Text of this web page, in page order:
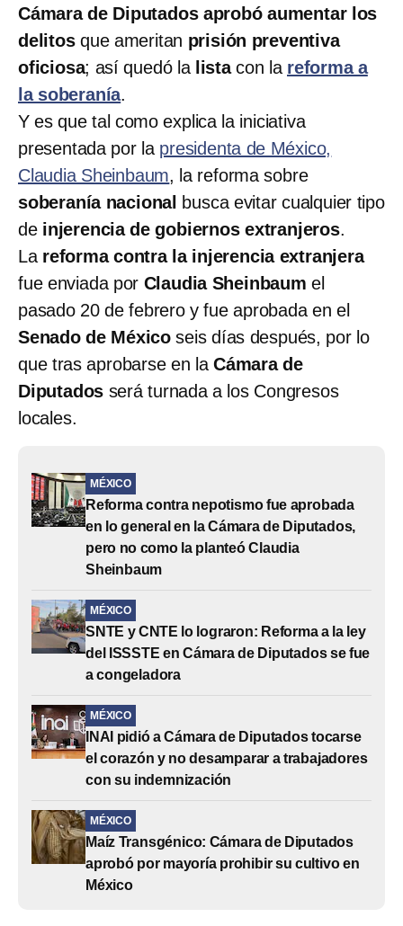
Cámara de Diputados aprobó aumentar los
delitosque ameritan prisión preventiva
oficiosa; así quedó la listacon la reforma a
la soberanía.
Y es que tal como explica la iniciativa
presentada por la presidenta de México,
Claudia Sheinbaum, la reforma sobre
soberanía nacional busca evitar cualquier tipo
de injerencia de gobiernos extranjeros.
La reforma contra la injerencia extranjera
fue enviada por Claudia Sheinbaum el
pasado 20 de febrero y fue aprobada en el
Senado de México seis días después, por lo
que tras aprobarse en laCámara de
Diputados será turnada a los Congresos
locales.
MÉXICO
Reforma contra nepotismo fue aprobada
en lo general en la Cámara de Diputados,
pero no como la planteó Claudia
Sheinbaum
MÉXICO
SNTE y CNTE lo lograron: Reforma a la ley
del ISSSTE en Cámara de Diputados se fue
a congeladora
MÉXICO
INAI pidió a Cámara de Diputados tocarse
el corazón y no desamparar a trabajadores
con su indemnización
MÉXICO
Maíz Transgénico: Cámara de Diputados
aprobó por mayoría prohibir su cultivo en
México